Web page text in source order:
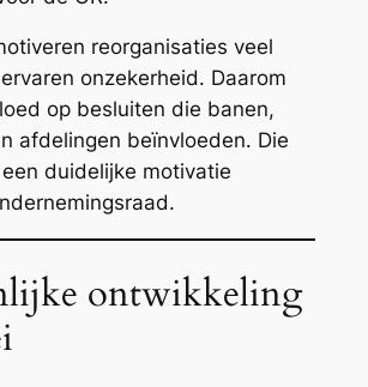
reorganisaties veel
onzekerheid. Daarom
op besluiten die banen,
afdelingen beïnvloeden. Die
duidelijke motivatie
ontwikkeling